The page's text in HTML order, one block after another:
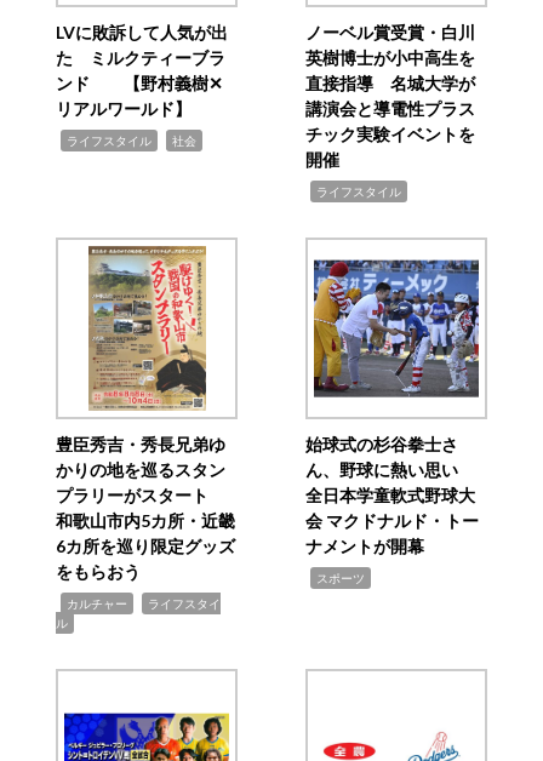
LVに敗訴して人気が出
た ミルクティーブラ
ンド 【野村義樹✕
リアルワールド】
ライフスタイル 社会
ノーベル賞受賞・白川
英樹博士が小中高生を
直接指導 名城大学が
講演会と導電性プラス
チック実験イベントを
開催
ライフスタイル
豊臣秀吉・秀長兄弟ゆ
かりの地を巡るスタン
プラリーがスタート
和歌山市内5カ所・近畿
6カ所を巡り限定グッズ
をもらおう
カルチャー
ライフスタイ
ル
始球式の杉谷拳士さ
ん、野球に熱い思い
全日本学童軟式野球大
会 マクドナルド・トー
ナメントが開幕
スポーツ